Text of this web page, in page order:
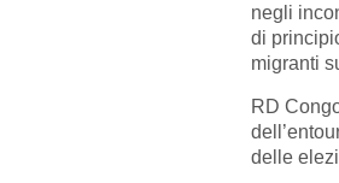
negli
di
migranti
RD
delle